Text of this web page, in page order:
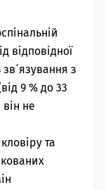
відповідної
зв´язування з
9 % до 33
не
та